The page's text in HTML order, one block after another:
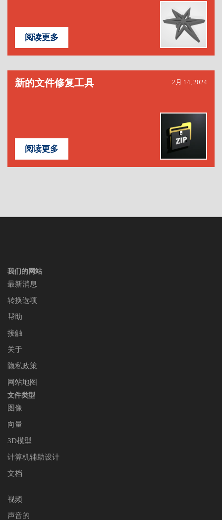
阅读更多
新的文件修复工具 2月 14, 2024
阅读更多
我们的网站
最新消息
转换选项
帮助
接触
关于
隐私政策
网站地图
文件类型
图像
向量
3D模型
计算机辅助设计
文档
视频
声音的